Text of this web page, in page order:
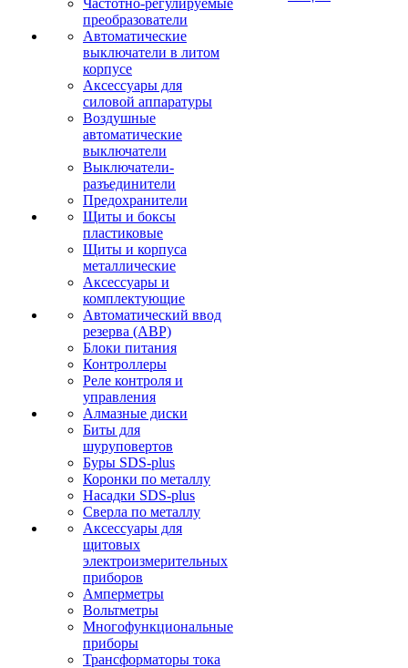
Частотно-регулируемые
преобразователи
Автоматические
выключатели в литом
корпусе
Аксессуары для
силовой аппаратуры
Воздушные
автоматические
выключатели
Выключатели-
разъединители
Предохранители
Щиты и боксы
пластиковые
Щиты и корпуса
металлические
Аксессуары и
комплектующие
Автоматический ввод
резерва (АВР)
Блоки питания
Контроллеры
Реле контроля и
управления
Алмазные диски
Биты для
шуруповертов
Буры SDS-plus
Коронки по металлу
Насадки SDS-plus
Сверла по металлу
Аксессуары для
щитовых
электроизмерительных
приборов
Амперметры
Вольтметры
Многофункциональные
приборы
Трансформаторы тока